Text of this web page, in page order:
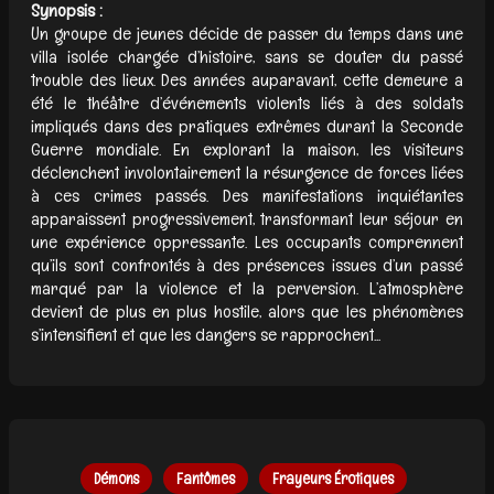
Synopsis :
Un groupe de jeunes décide de passer du temps dans une
villa isolée chargée d’histoire, sans se douter du passé
trouble des lieux. Des années auparavant, cette demeure a
été le théâtre d’événements violents liés à des soldats
impliqués dans des pratiques extrêmes durant la Seconde
Guerre mondiale. En explorant la maison, les visiteurs
déclenchent involontairement la résurgence de forces liées
à ces crimes passés. Des manifestations inquiétantes
apparaissent progressivement, transformant leur séjour en
une expérience oppressante. Les occupants comprennent
qu’ils sont confrontés à des présences issues d’un passé
marqué par la violence et la perversion. L’atmosphère
devient de plus en plus hostile, alors que les phénomènes
s’intensifient et que les dangers se rapprochent...
Démons Fantômes Frayeurs Érotiques